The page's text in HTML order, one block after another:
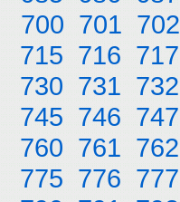
700 701 702
715 716 717
730 731 732
745 746 747
760 761 762
775 776 777